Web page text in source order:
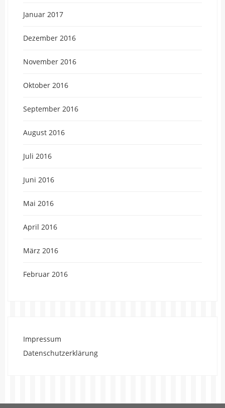
Januar 2017
Dezember 2016
November 2016
Oktober 2016
September 2016
August 2016
Juli 2016
Juni 2016
Mai 2016
April 2016
März 2016
Februar 2016
Impressum
Datenschutzerklärung